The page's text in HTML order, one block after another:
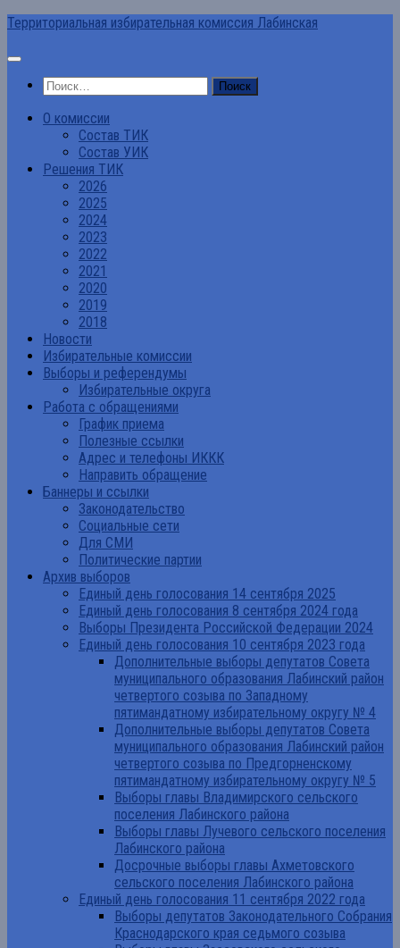
Перейти
содержимому
Территориальная избирательная комиссия Лабинская
Найти:
О комиссии
Состав ТИК
Состав УИК
Решения ТИК
2026
2025
2024
2023
2022
2021
2020
2019
2018
Новости
Избирательные комиссии
Выборы и референдумы
Избирательные округа
Работа с обращениями
График приема
Полезные ссылки
Адрес и телефоны ИККК
Направить обращение
Баннеры и ссылки
Законодательство
Социальные сети
Для СМИ
Политические партии
Архив выборов
Единый день голосования 14 сентября 2025
Единый день голосования 8 сентября 2024 года
Выборы Президента Российской Федерации 2024
Единый день голосования 10 сентября 2023 года
Дополнительные выборы депутатов Совета
муниципального образования Лабинский район
четвертого созыва по Западному
пятимандатному избирательному округу № 4
Дополнительные выборы депутатов Совета
муниципального образования Лабинский район
четвертого созыва по Предгорненскому
пятимандатному избирательному округу № 5
Выборы главы Владимирского сельского
поселения Лабинского района
Выборы главы Лучевого сельского поселения
Лабинского района
Досрочные выборы главы Ахметовского
сельского поселения Лабинского района
Единый день голосования 11 сентября 2022 года
Выборы депутатов Законодательного Собрания
Краснодарского края седьмого созыва